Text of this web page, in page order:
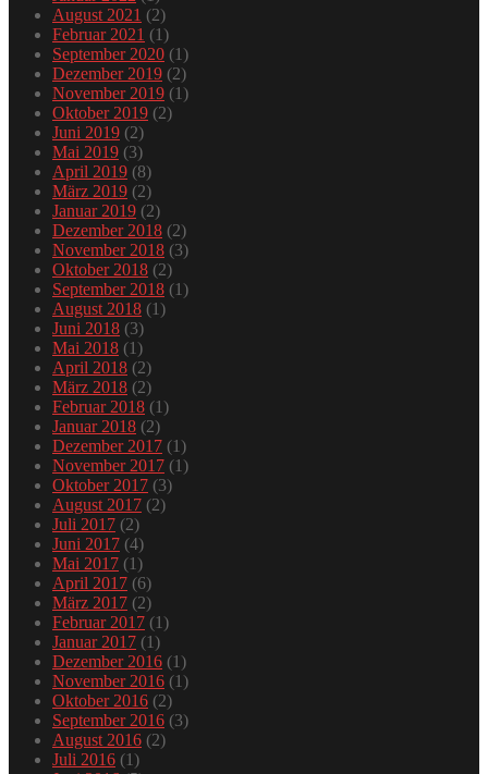
August 2021 (2)
Februar 2021 (1)
September 2020 (1)
Dezember 2019 (2)
November 2019 (1)
Oktober 2019 (2)
Juni 2019 (2)
Mai 2019 (3)
April 2019 (8)
März 2019 (2)
Januar 2019 (2)
Dezember 2018 (2)
November 2018 (3)
Oktober 2018 (2)
September 2018 (1)
August 2018 (1)
Juni 2018 (3)
Mai 2018 (1)
April 2018 (2)
März 2018 (2)
Februar 2018 (1)
Januar 2018 (2)
Dezember 2017 (1)
November 2017 (1)
Oktober 2017 (3)
August 2017 (2)
Juli 2017 (2)
Juni 2017 (4)
Mai 2017 (1)
April 2017 (6)
März 2017 (2)
Februar 2017 (1)
Januar 2017 (1)
Dezember 2016 (1)
November 2016 (1)
Oktober 2016 (2)
September 2016 (3)
August 2016 (2)
Juli 2016 (1)